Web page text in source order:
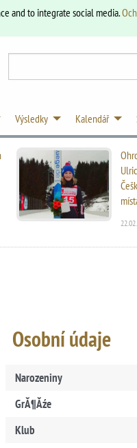
and to integrate social media.
Výsledky Kalendář
Osobní údaje
Narozeniny
GrĂ¶Ăźe
Klub